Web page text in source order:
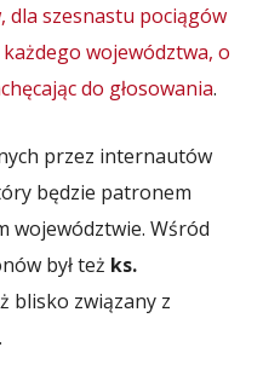
dla szesnastu pociągów
województwa, o
do głosowania.
przez internautów
będzie patronem
województwie. Wśród
był też ks.
blisko związany z